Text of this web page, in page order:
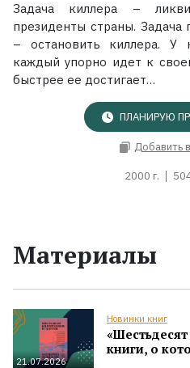
Задача киллера –
президенты страны.
– остановить киллера. У
каждый упорно идет к
быстрее ее достигает…
ПЛАНИРУЮ
Добавить
2000 г.
Материалы
21.07.2026
Новинки книг
книги, о